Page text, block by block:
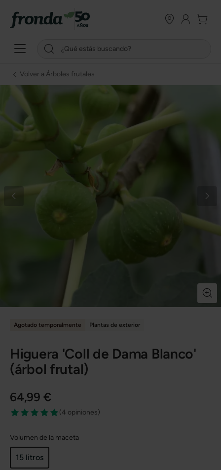
Volver a Árboles frutales
Agotado temporalmente Plantas de exterior
Higuera 'Coll de Dama Blanco'
(árbol frutal)
64,99 €
(4 opiniones)
Volumen de la maceta
15 litros